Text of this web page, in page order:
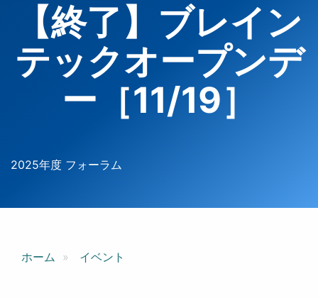
【終了】ブレイン
テックオープンデ
ー［11/19］
2025年度 フォーラム
ホーム イベント